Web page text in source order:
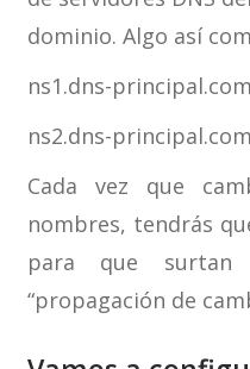
dominio. Algo así
ns1.dns-
ns2.dns-
Cada vez que
nombres, tendrás
para que surtan
“propagación de